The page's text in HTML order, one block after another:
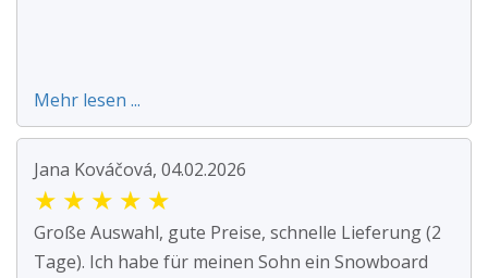
Mehr lesen ...
Jana Kováčová, 04.02.2026
★ ★ ★ ★ ★
Große Auswahl, gute Preise, schnelle Lieferung (2
Tage). Ich habe für meinen Sohn ein Snowboard